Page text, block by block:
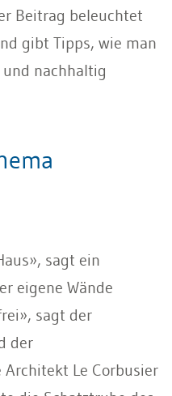
Beitrag beleuchtet
gibt Tipps, wie man
nachhaltig
sagt ein
eigene Wände
sagt der
der
Architekt Le Corbusier